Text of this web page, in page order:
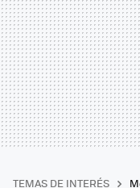
TEMAS DE INTERÉS